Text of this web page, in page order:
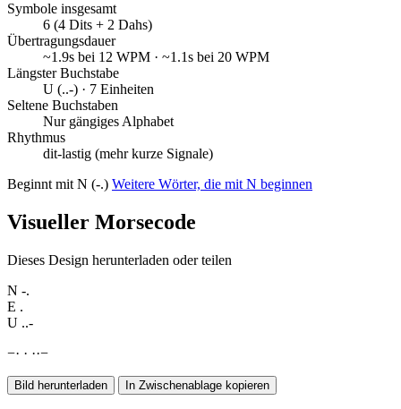
Symbole insgesamt
6 (4 Dits + 2 Dahs)
Übertragungsdauer
~1.9s bei 12 WPM · ~1.1s bei 20 WPM
Längster Buchstabe
U (..-) · 7 Einheiten
Seltene Buchstaben
Nur gängiges Alphabet
Rhythmus
dit-lastig (mehr kurze Signale)
Beginnt mit N (-.) Weitere Wörter, die mit N beginnen
Visueller Morsecode
Dieses Design herunterladen oder teilen
N -.
E .
U ..-
−· · ··−
Bild herunterladen In Zwischenablage kopieren